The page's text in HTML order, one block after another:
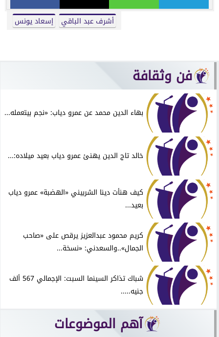
أشرف عبد الباقي إسعاد يونس
فن وثقافة
بهاء الدين محمد عن عمرو دياب: «نجم بيتعمله...
خالد تاج الدين يهنئ عمرو دياب بعيد ميلاده:...
كيف هنأت دينا الشربيني «الهضبة» عمرو دياب
بعيد...
كريم محمود عبدالعزيز يرقص على «صاحب
الجمال»..والسعدني: «نسخة...
شباك تذاكر السينما السبت: الإجمالي 567 ألف
جنيه.....
آهم الموضوعات